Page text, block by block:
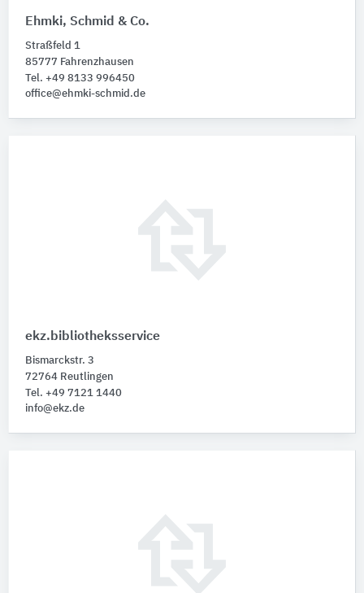
Ehmki, Schmid & Co.
Straßfeld 1
85777 Fahrenzhausen
Tel. +49 8133 996450
office@ehmki-schmid.de
ekz.bibliotheksservice
Bismarckstr. 3
72764 Reutlingen
Tel. +49 7121 1440
info@ekz.de